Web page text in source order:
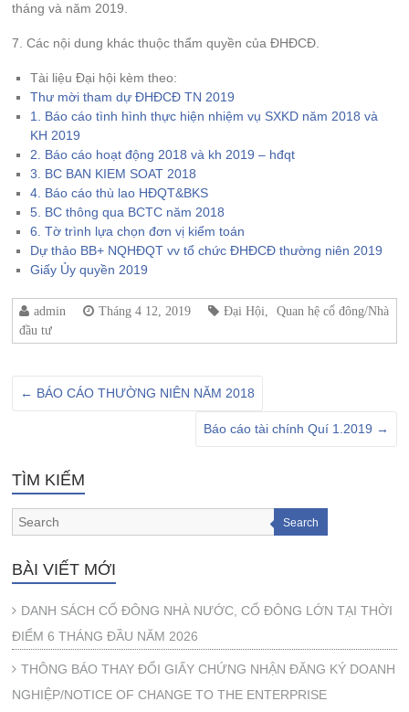
tháng và năm 2019.
7. Các nội dung khác thuộc thẩm quyền của ĐHĐCĐ.
Tài liệu Đại hội kèm theo:
Thư mời tham dự ĐHĐCĐ TN 2019
1. Báo cáo tình hình thực hiện nhiệm vụ SXKD năm 2018 và
KH 2019
2. Báo cáo hoạt động 2018 và kh 2019 – hđqt
3. BC BAN KIEM SOAT 2018
4. Báo cáo thù lao HĐQT&BKS
5. BC thông qua BCTC năm 2018
6. Tờ trình lựa chọn đơn vị kiểm toán
Dự thảo BB+ NQHĐQT vv tổ chức ĐHĐCĐ thường niên 2019
Giấy Ủy quyền 2019
admin Tháng 4 12, 2019 Đại Hội
Quan hệ cổ đông/Nhà
đầu tư
← BÁO CÁO THƯỜNG NIÊN NĂM 2018
Báo cáo tài chính Quí 1.2019 →
TÌM KIẾM
Search
BÀI VIẾT MỚI
DANH SÁCH CỔ ĐÔNG NHÀ NƯỚC, CỔ ĐÔNG LỚN TẠI THỜI
ĐIỂM 6 THÁNG ĐẦU NĂM 2026
THÔNG BÁO THAY ĐỔI GIẤY CHỨNG NHẬN ĐĂNG KÝ DOANH
NGHIỆP/NOTICE OF CHANGE TO THE ENTERPRISE